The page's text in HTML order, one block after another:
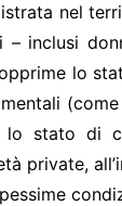
nel
inclusi
lo
stato di
private,